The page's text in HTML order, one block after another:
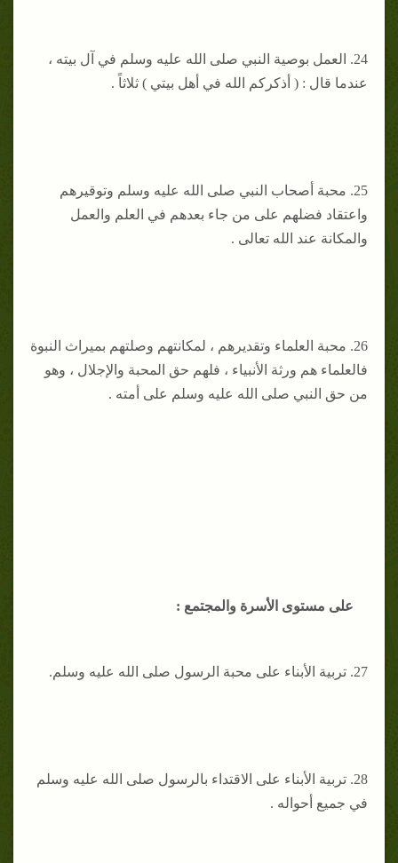
24. العمل بوصية النبي صلى الله عليه وسلم في آل بيته ،
عندما قال : ( أذكركم الله في أهل بيتي ) ثلاثاً .
25. محبة أصحاب النبي صلى الله عليه وسلم وتوقيرهم
واعتقاد فضلهم على من جاء بعدهم في العلم والعمل
والمكانة عند الله تعالى .
26. محبة العلماء وتقديرهم ، لمكانتهم وصلتهم بميراث النبوة
فالعلماء هم ورثة الأنبياء ، فلهم حق المحبة والإجلال ، وهو
من حق النبي صلى الله عليه وسلم على أمته .
على مستوى الأسرة والمجتمع :
27. تربية الأبناء على محبة الرسول صلى الله عليه وسلم.
28. ‌تربية الأبناء على الاقتداء بالرسول صلى الله عليه وسلم
في جميع أحواله .